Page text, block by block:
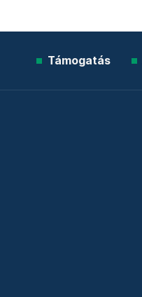
Támogatás